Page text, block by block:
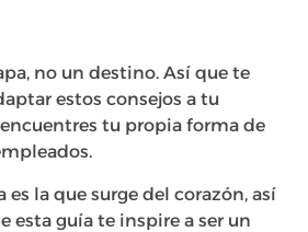
no un destino. Así que te
estos consejos a tu
tu propia forma de
es la que surge del corazón, así
esta guía te inspire a ser un